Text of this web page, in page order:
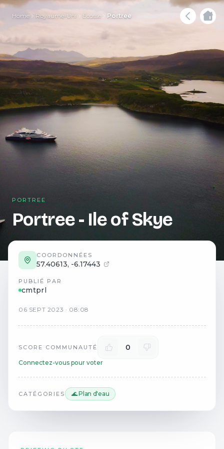
Home Royaume-Uni Écosse Portree
PORTREE
Portree - Ile of Skye
COORDONNÉES
57.40613, -6.17443
PUBLIÉ PAR
cmtprl
06 SEPT 2023 · 08:08
SCORE COMMUNAUTÉ 0
Connectez-vous pour voter
CATÉGORIES 🌊 Plan d'eau